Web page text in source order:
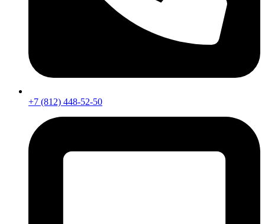
+7 (812) 448-52-50